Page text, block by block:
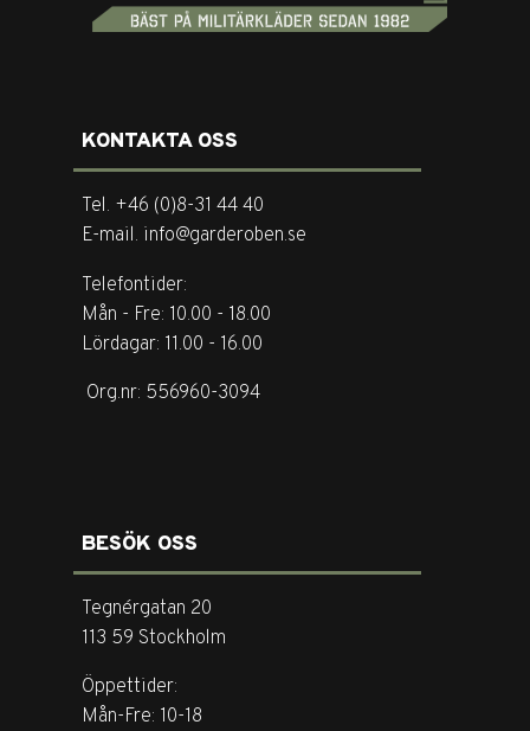
KONTAKTA OSS
Tel. +46 (0)8-31 44 40
E-mail. info@garderoben.se
Telefontider:
Mån - Fre: 10.00 - 18.00
Lördagar: 11.00 - 16.00
Org.nr: 556960-3094
BESÖK OSS
Tegnérgatan 20
113 59 Stockholm
Öppettider:
Mån-Fre: 10-18